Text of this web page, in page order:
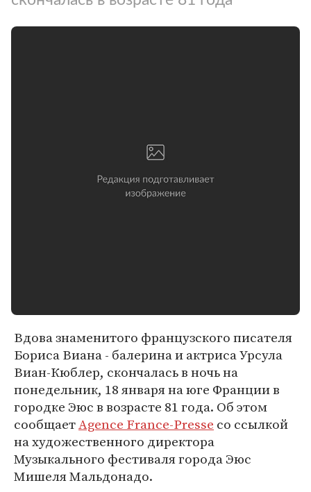
Вдова знаменитого французского писателя
Бориса Виана - балерина и актриса Урсула
Виан-Кюблер, скончалась в ночь на
понедельник, 18 января на юге Франции в
городке Эюс в возрасте 81 года. Об этом
сообщаетAgence France-Presse со ссылкой
на художественного директора
Музыкального фестиваля города Эюс
Мишеля Мальдонадо.